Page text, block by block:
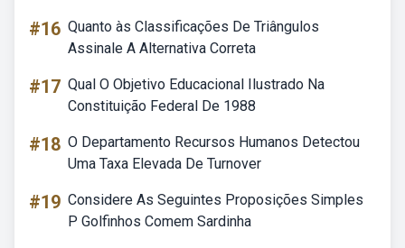
#16 Quanto às Classificações De Triângulos
Assinale A Alternativa Correta
#17 Qual O Objetivo Educacional Ilustrado Na
Constituição Federal De 1988
#18 O Departamento Recursos Humanos Detectou
Uma Taxa Elevada De Turnover
#19 Considere As Seguintes Proposições Simples
P Golfinhos Comem Sardinha